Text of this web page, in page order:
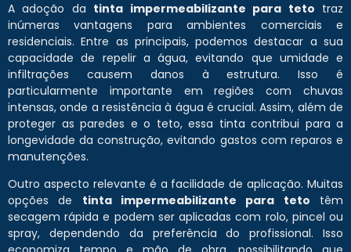
A adoção da tinta impermeabilizante para teto traz
inúmeras vantagens para ambientes comerciais e
residenciais. Entre as principais, podemos destacar a sua
capacidade de repelir a água, evitando que umidade e
infiltrações causem danos à estrutura. Isso é
particularmente importante em regiões com chuvas
intensas, onde a resistência à água é crucial. Assim, além de
proteger as paredes e o teto, essa tinta contribui para a
longevidade da construção, evitando gastos com reparos e
manutenções.
Outro aspecto relevante é a facilidade de aplicação. Muitas
opções de tinta impermeabilizante para teto têm
secagem rápida e podem ser aplicadas com rolo, pincel ou
spray, dependendo da preferência do profissional. Isso